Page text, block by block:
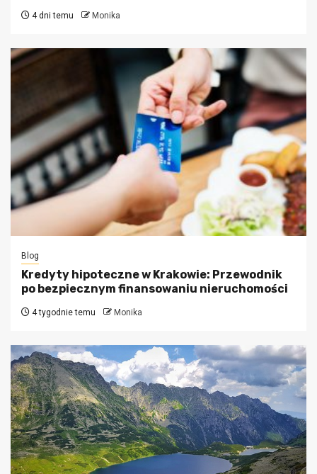
4 dni temu Monika
Blog
Kredyty hipoteczne w Krakowie: Przewodnik
po bezpiecznym finansowaniu nieruchomości
4 tygodnie temu Monika